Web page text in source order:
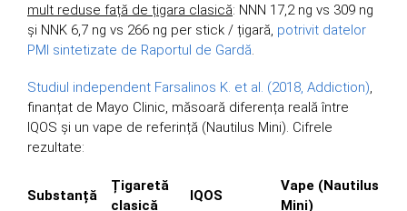
mult reduse față de țigara clasică: NNN 17,2 ng vs 309 ng
și NNK 6,7 ng vs 266 ng per stick / țigară, potrivit datelor
PMI sintetizate de Raportul de Gardă.
Studiul independent Farsalinos K. et al. (2018, Addiction),
finanțat de Mayo Clinic, măsoară diferența reală între
IQOS și un vape de referință (Nautilus Mini). Cifrele
rezultate:
Substanță
Țigaretă
clasică
IQOS
Vape (Nautilus
Mini)